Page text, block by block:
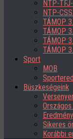
NTP-
NTP-
TÁMOP
TÁMOP
TÁMOP
TÁMOP
Sport
MOB
Büszkeségeink
Sikeres
Korábbi